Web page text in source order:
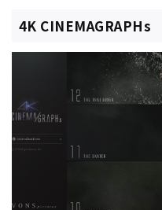
4K CINEMAGRAPHs